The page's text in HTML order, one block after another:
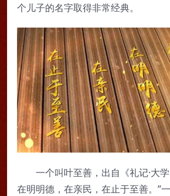
个儿子的名字取得非常经典。
一个叫叶至善，出自《礼记·大
在明明德，在亲民，在止于至善。”